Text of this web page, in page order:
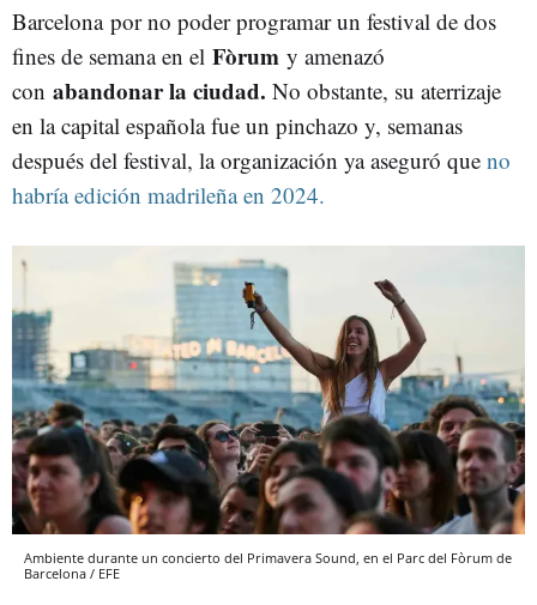
Barcelona por no poder programar un festival de dos
fines de semana en el Fòrum y amenazó
con abandonar la ciudad. No obstante, su aterrizaje
en la capital española fue un pinchazo y, semanas
después del festival, la organización ya aseguró que no
habría edición madrileña en 2024.
Ambiente durante un concierto del Primavera Sound, en el Parc del Fòrum de
Barcelona / EFE